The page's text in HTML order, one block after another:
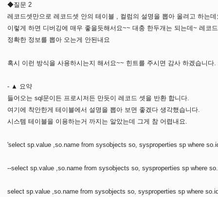
◆질문 2
레코드셋만으로 레코드셋 안의 테이블 , 컬럼의 설명을 뽑아 올려고 하는데
이렇게 하면 디버깅에 매우 좋을듯해서요~~ 대충 한두개는 되는데~ 레코
정확한 정보를 뽑아 오는게 안된내요
혹시 이런 방식을 사용하시는지 해서요~~ 힌트를 주시면 감사 하겠습니다.
- ▲ 요약
들어오는 sql문이든 프로시저든 만듯이 레코드 셋을 반환 합니다.
여기에 착안한게 테이블에서 설명을 뽑아 보면 좋겠다 생각했습니다.
시스템 테이블을 이용하는거 까지는 알았는데 그게 참 어렵내요.
'select sp.value ,so.name from sysobjects so, sysproperties sp where
--select sp.value ,so.name from sysobjects so, sysproperties sp where
select sp.value ,so.name from sysobjects so, sysproperties sp where